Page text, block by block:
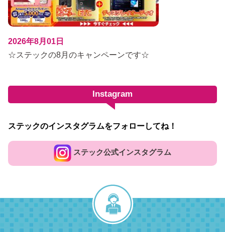
2026年8月01日
☆ステックの8月のキャンペーンです☆
Instagram
ステックのインスタグラムをフォローしてね！
ステック公式インスタグラム